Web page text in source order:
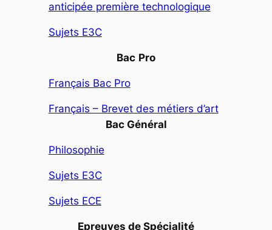
anticipée première technologique
Sujets E3C
Bac Pro
Français Bac Pro
Français – Brevet des métiers d’art
Bac Général
Philosophie
Sujets E3C
Sujets ECE
Epreuves de Spécialité